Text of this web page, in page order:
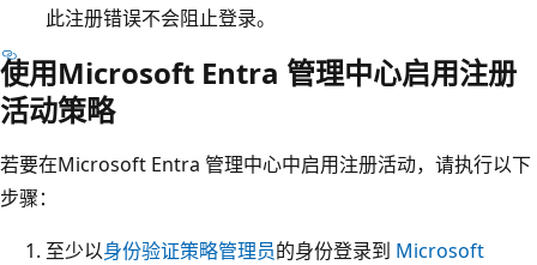
此注册错误不会阻止登录。
使用Microsoft Entra 管理中心启用注册
活动策略
若要在Microsoft Entra 管理中心中启用注册活动，请执行以下
步骤：
至少以身份验证策略管理员的身份登录到 Microsoft